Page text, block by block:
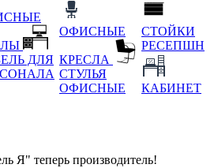
ДЛЯ
ОФИСНЫЕ
КРЕСЛА
СТУЛЬЯ
ОФИСНЫЕ
СТОЙКИ
РЕСЕПШН
КАБИНЕТ
Я" теперь производитель!